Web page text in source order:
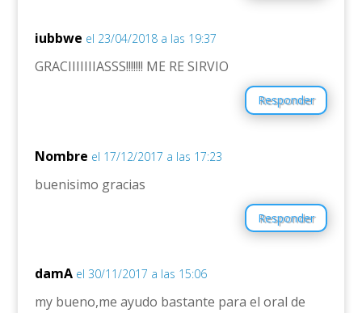
iubbwe el 23/04/2018 a las 19:37
GRACIIIIIIIASSS!!!!!!! ME RE SIRVIO
Responder
Nombre el 17/12/2017 a las 17:23
buenisimo gracias
Responder
damA el 30/11/2017 a las 15:06
my bueno,me ayudo bastante para el oral de